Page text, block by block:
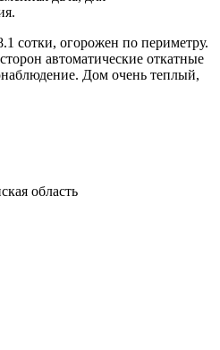
сотки, огорожен по периметру.
автоматические откатные
Дом очень теплый,
область